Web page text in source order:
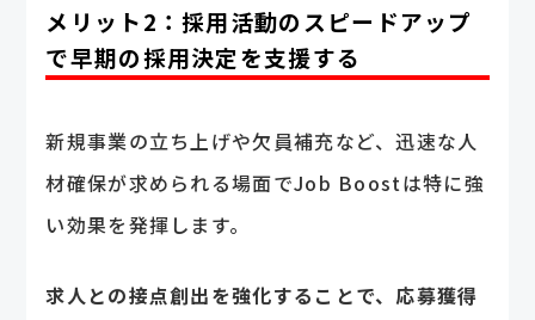
メリット2：採用活動のスピードアップ
で早期の採用決定を支援する
新規事業の立ち上げや欠員補充など、迅速な人
材確保が求められる場面でJob Boostは特に強
い効果を発揮します。
求人との接点創出を強化することで、応募獲得